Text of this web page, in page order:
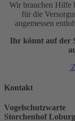
Wir brauchen Hilfe
für die
angemessen
Ihr könnt auf der
Kontakt
Vogelschutzwarte
Storchenhof